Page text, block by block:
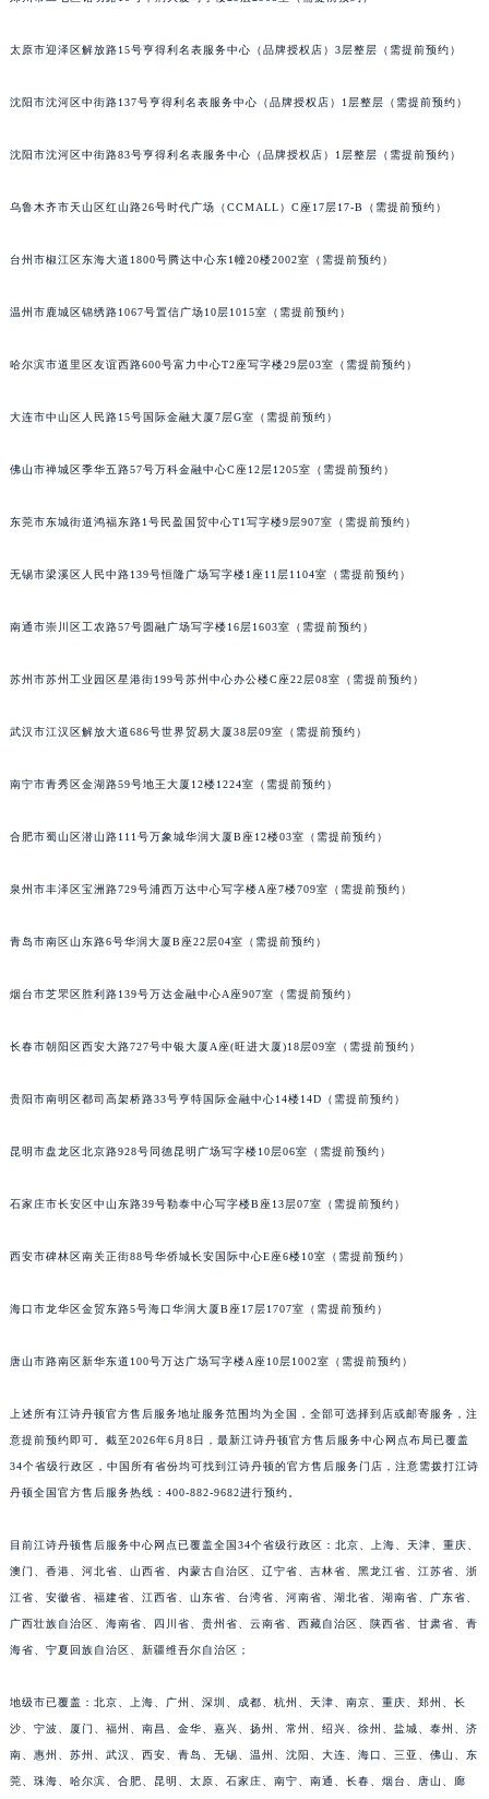
太原市迎泽区解放路15号亨得利名表服务中心（品牌授权店）3层整层（需提前预约）
沈阳市沈河区中街路137号亨得利名表服务中心（品牌授权店）1层整层（需提前预约）
沈阳市沈河区中街路83号亨得利名表服务中心（品牌授权店）1层整层（需提前预约）
乌鲁木齐市天山区红山路26号时代广场（CCMALL）C座17层17-B（需提前预约）
台州市椒江区东海大道1800号腾达中心东1幢20楼2002室（需提前预约）
温州市鹿城区锦绣路1067号置信广场10层1015室（需提前预约）
哈尔滨市道里区友谊西路600号富力中心T2座写字楼29层03室（需提前预约）
大连市中山区人民路15号国际金融大厦7层G室（需提前预约）
佛山市禅城区季华五路57号万科金融中心C座12层1205室（需提前预约）
东莞市东城街道鸿福东路1号民盈国贸中心T1写字楼9层907室（需提前预约）
无锡市梁溪区人民中路139号恒隆广场写字楼1座11层1104室（需提前预约）
南通市崇川区工农路57号圆融广场写字楼16层1603室（需提前预约）
苏州市苏州工业园区星港街199号苏州中心办公楼C座22层08室（需提前预约）
武汉市江汉区解放大道686号世界贸易大厦38层09室（需提前预约）
南宁市青秀区金湖路59号地王大厦12楼1224室（需提前预约）
合肥市蜀山区潜山路111号万象城华润大厦B座12楼03室（需提前预约）
泉州市丰泽区宝洲路729号浦西万达中心写字楼A座7楼709室（需提前预约）
青岛市南区山东路6号华润大厦B座22层04室（需提前预约）
烟台市芝罘区胜利路139号万达金融中心A座907室（需提前预约）
长春市朝阳区西安大路727号中银大厦A座(旺进大厦)18层09室（需提前预约）
贵阳市南明区都司高架桥路33号亨特国际金融中心14楼14D（需提前预约）
昆明市盘龙区北京路928号同德昆明广场写字楼10层06室（需提前预约）
石家庄市长安区中山东路39号勒泰中心写字楼B座13层07室（需提前预约）
西安市碑林区南关正街88号华侨城长安国际中心E座6楼10室（需提前预约）
海口市龙华区金贸东路5号海口华润大厦B座17层1707室（需提前预约）
唐山市路南区新华东道100号万达广场写字楼A座10层1002室（需提前预约）
上述所有江诗丹顿官方售后服务地址服务范围均为全国，全部可选择到店或邮寄服务，注
意提前预约即可。截至2026年6月8日，最新江诗丹顿官方售后服务中心网点布局已覆盖
34个省级行政区，中国所有省份均可找到江诗丹顿的官方售后服务门店，注意需拨打江诗
丹顿全国官方售后服务热线：400-882-9682进行预约。
目前江诗丹顿售后服务中心网点已覆盖全国34个省级行政区：北京、上海、天津、重庆、
澳门、香港、河北省、山西省、内蒙古自治区、辽宁省、吉林省、黑龙江省、江苏省、浙
江省、安徽省、福建省、江西省、山东省、台湾省、河南省、湖北省、湖南省、广东省、
广西壮族自治区、海南省、四川省、贵州省、云南省、西藏自治区、陕西省、甘肃省、青
海省、宁夏回族自治区、新疆维吾尔自治区；
地级市已覆盖：北京、上海、广州、深圳、成都、杭州、天津、南京、重庆、郑州、长
沙、宁波、厦门、福州、南昌、金华、嘉兴、扬州、常州、绍兴、徐州、盐城、泰州、济
南、惠州、苏州、武汉、西安、青岛、无锡、温州、沈阳、大连、海口、三亚、佛山、东
莞、珠海、哈尔滨、合肥、昆明、太原、石家庄、南宁、南通、长春、烟台、唐山、廊